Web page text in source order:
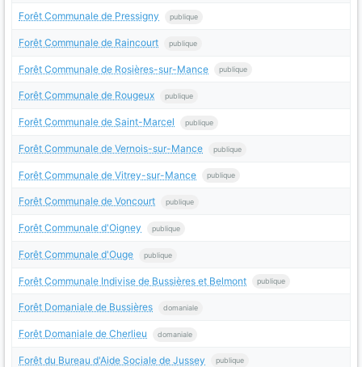
Forêt Communale de Pressigny publique
Forêt Communale de Raincourt publique
Forêt Communale de Rosières-sur-Mance publique
Forêt Communale de Rougeux publique
Forêt Communale de Saint-Marcel publique
Forêt Communale de Vernois-sur-Mance publique
Forêt Communale de Vitrey-sur-Mance publique
Forêt Communale de Voncourt publique
Forêt Communale d'Oigney publique
Forêt Communale d'Ouge publique
Forêt Communale Indivise de Bussières et Belmont publique
Forêt Domaniale de Bussières domaniale
Forêt Domaniale de Cherlieu domaniale
Forêt du Bureau d'Aide Sociale de Jussey publique